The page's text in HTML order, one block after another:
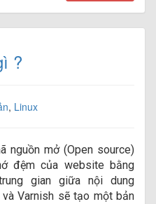
?
, Linux
nguồn mở (Open source)
đệm của website bằng
gian giữa nội dung
Varnish sẽ tạo một bản